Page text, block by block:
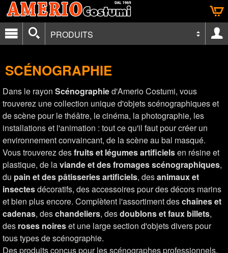
PRODUITS
SCÉNOGRAPHIE
Dans le rayon Scénographied'Amerio Costumi, vous
trouverez une collection unique d'objets scénographiques et
de scène pour le théâtre, le cinéma, la photographie, les
installations et l'animation : tout ce qu'il faut pour créer un
environnement convaincant, de la scène au bal masqué.
Vous trouverez desfruits et légumes artificielsen résine et
plastique, de laviande et des fromages scénographiques,
du pain et des pâtisseries artificiels, desanimaux et
insectesdécoratifs, des accessoires pour des décors marins
et bien plus encore. Complètent l'assortiment deschaînes et
cadenas, deschandeliers, desdoublons et faux billets,
des roses noireset une large section d'objets divers pour
tous types de scénographie.
Des produits conçus pour les scénographes professionnels,